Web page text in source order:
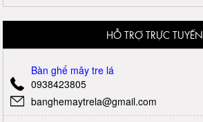
HỖ TRỢ TRỰC TUYẾN
Bàn ghế mây tre lá
0938423805
banghemaytrela@gmail.com